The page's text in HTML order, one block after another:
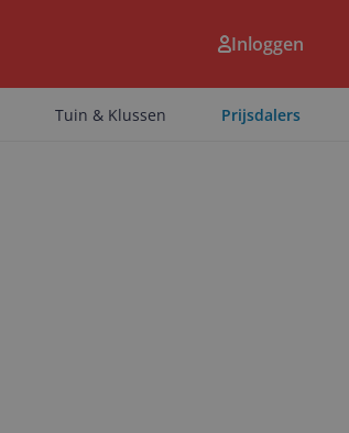
Inloggen
Tuin & Klussen Prijsdalers